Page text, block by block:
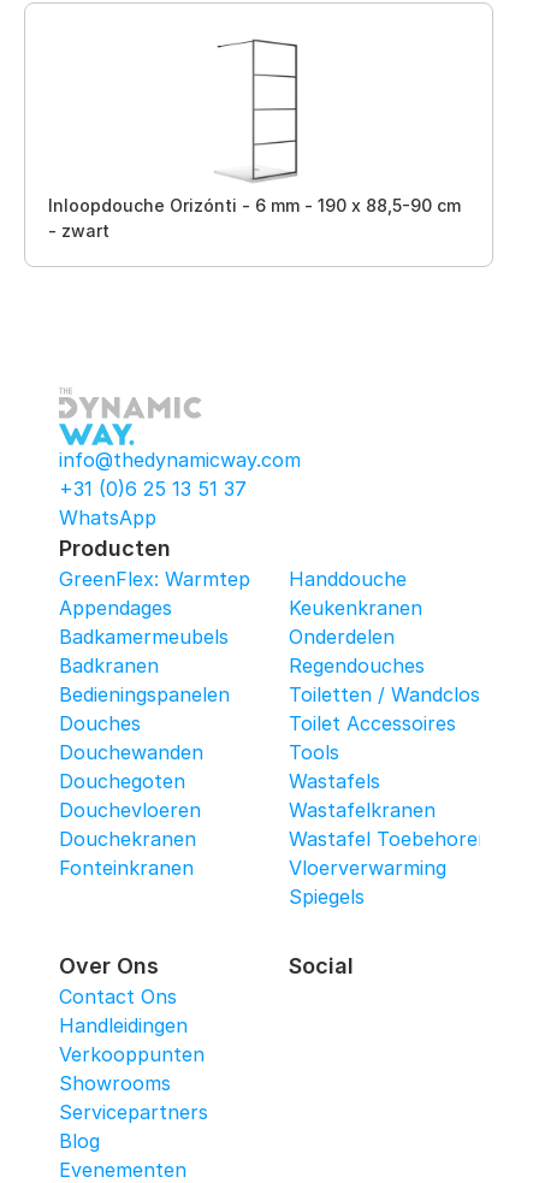
Inloopdouche Orizónti - 6 mm - 190 x 88,5-90 cm
- zwart
info@thedynamicway.com
+31 (0)6 25 13 51 37
WhatsApp
Producten
GreenFlex: Warmtepomop-Box
Appendages
Badkamermeubels
Badkranen
Bedieningspanelen
Douches
Douchewanden
Douchegoten
Douchevloeren
Douchekranen
Fonteinkranen
Handdouche
Keukenkranen
Onderdelen
Regendouches
Toiletten / Wandcloset
Toilet Accessoires
Tools
Wastafels
Wastafelkranen
Wastafel Toebehoren
Vloerverwarming
Spiegels
Over Ons
Contact Ons
Handleidingen
Verkooppunten
Showrooms
Servicepartners
Blog
Evenementen
Social